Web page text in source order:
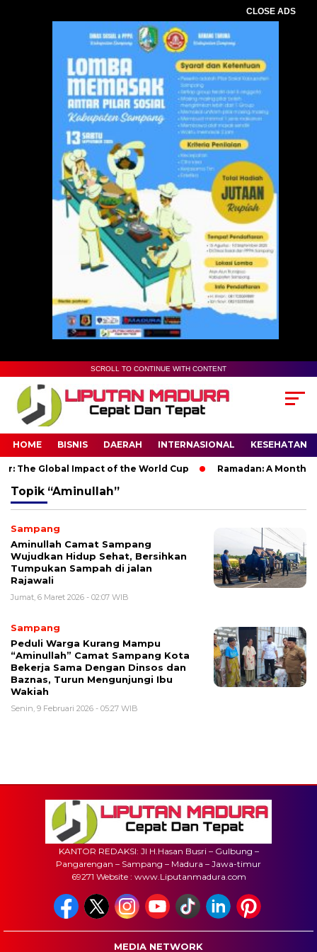
CLOSE ADS
SCROLL TO CONTINUE WITH CONTENT
HOME BISNIS DAERAH INTERNASIONAL KESEHATAN
The Global Impact of the World Cup Ramadan: A Month
Topik “Aminullah”
Sampang
Aminullah Camat Sampang
Wujudkan Hidup Sehat, Bersihkan
Tumpukan Sampah di jalan
Rajawali
Jumat, 6 Maret 2026 - 02:07 WIB
Sampang
Peduli Warga Kurang Mampu
“Aminullah” Camat Sampang Kota
Bekerja Sama Dengan Dinsos dan
Baznas, Turun Mengunjungi Ibu
Wakiah
Senin, 9 Februari 2026 - 05:27 WIB
KANTOR REDAKSI: Jl H.Hasan Busri – Gulbung –
Pangarengan – Sampang – Madura – Jawa-timur
69271 Website : www.Liputanmadura.com
MEDIA NETWORK